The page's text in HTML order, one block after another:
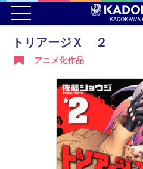
トリアージＸ ２
アニメ化作品